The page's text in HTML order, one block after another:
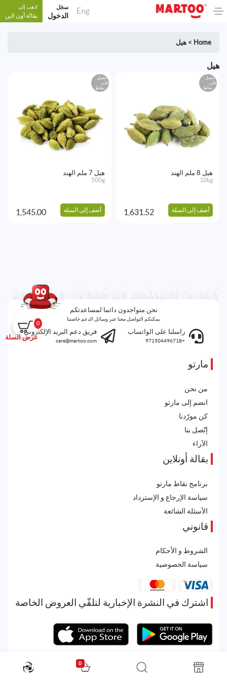
Eng سجَل
الدخول
اذهب إلى
بقالة أون لاين
0
عرض السلة
Home
> هيل
هيل
احصل
على
نقاط
هيل 8 ملم الهند
10kg
أضف إلى السلة 1,631.52
احصل
على
نقاط
هيل 7 ملم الهند
500g
أضف إلى السلة 1,545.00
نحن متواجدون دائما لمساعدتكم
يمكنكم التواصل معنا عبر وسائل الدعم خاصتنا
راسلنا على الواتساب
+971504496718
فريق دعم البريد الإلكتروني
care@martoo.com
مارتو
من نحن
انضم إلى مارتو
كن مورّدنا
إتّصل بنا
الآراء
بقالة أونلاين
برنامج نقاط مارتو
سياسة الإرجاع و الإسترداد
الأسئلة الشائعة
قانوني
الشروط و الأحكام
سياسة الخصوصية
اشترك في النشرة الإخبارية لتلقّي العروض الخاصة
0